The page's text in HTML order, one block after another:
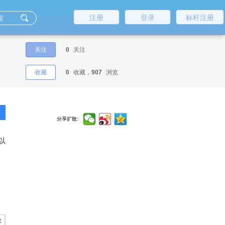
标杆注册
登录
注册
关注 0 关注
收藏 0 收藏， 907 浏览
分享扩散: